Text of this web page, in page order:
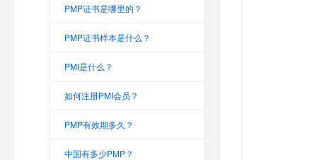
PMP证书是哪里的？
PMP证书样本是什么？
PMI是什么？
如何注册PMI会员？
PMP有效期多久？
中国有多少PMP？